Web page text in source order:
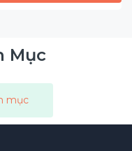
Mục
mục